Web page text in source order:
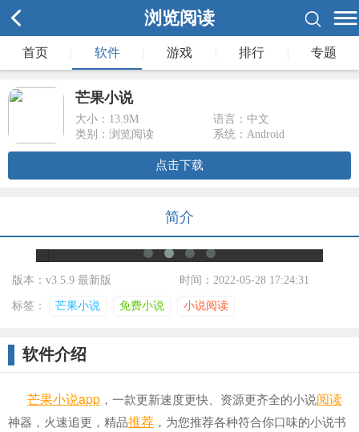
浏览阅读
首页 软件 游戏 排行 专题
芒果小说
大小： 13.9M
语言：中文
类别：浏览阅读
系统：Android
点击下载
简介
版本：v3.5.9 最新版 时间：2022-05-28 17:24:31
标签： 芒果小说 免费小说 小说阅读
软件介绍
芒果小说app ，一款更新速度更快、资源更齐全的小说阅读
神器，火速追更，精品推荐 ，为您推荐各种符合你口味的小说书